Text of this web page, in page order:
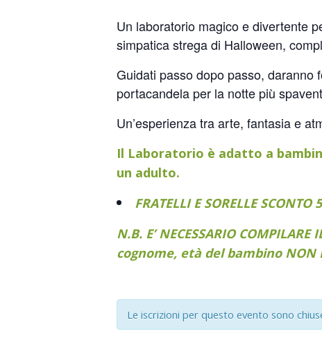
Un laboratorio magico e divertente
simpatica strega di Halloween,
Guidati passo dopo passo, daranno
portacandela per la notte più
Un’esperienza tra arte, fantasia e
Il Laboratorio è adatto a
un adulto.
FRATELLI E SORELLE SCONTO
N.B. E’ NECESSARIO
cognome, età del bambino NON
Le iscrizioni per questo evento sono